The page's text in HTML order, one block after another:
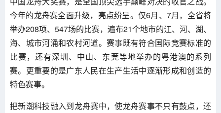
今年的龙舟赛全面升级，亮点纷呈。仅6月、7月，全省将
举办208项、547场的比赛，遍布21个地市的江、河、湖、
海、城市河涌和农村河道。赛事既有符合国际竞赛标准的
比赛，还有深圳、中山、东莞等地举办的粤港澳的系列
赛。更重要的是广东人民在生产生活中逐渐形成和创造的
特色赛事。
把新潮科技融入到龙舟赛中，使龙舟赛事不只有鼓点，还